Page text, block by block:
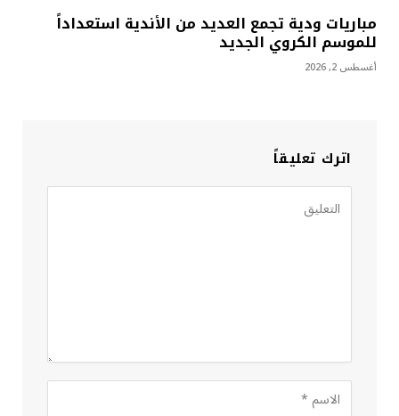
مباريات ودية تجمع العديد من الأندية استعداداً
للموسم الكروي الجديد
أغسطس 2, 2026
اترك تعليقاً